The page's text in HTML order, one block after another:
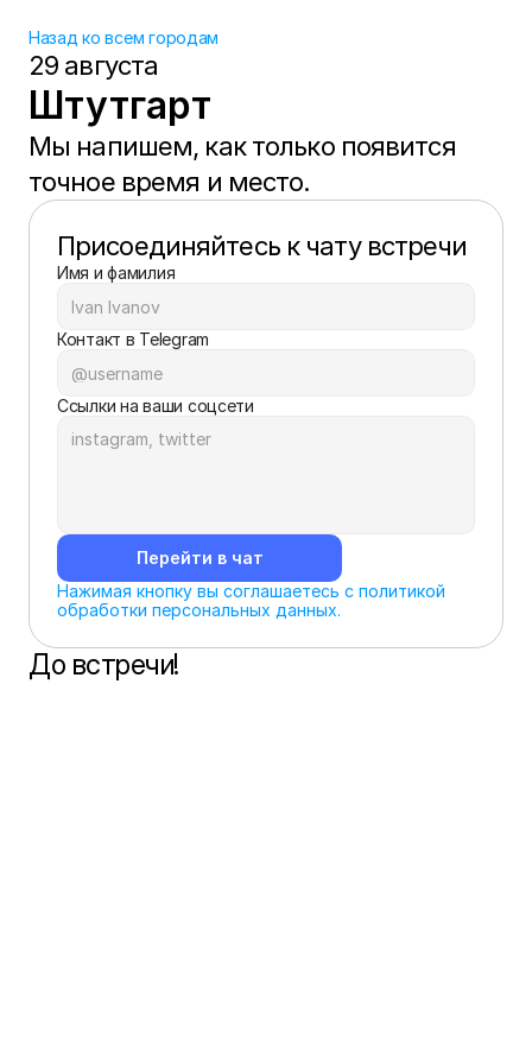
29 августа
Штутгарт
Мы напишем, как только появится
точное время и место.
Присоединяйтесь к чату встречи
Имя и фамилия
Контакт в Telegram
Ссылки на ваши соцсети
Перейти в чат
Нажимая кнопку вы соглашаетесь с политикой
обработки персональных данных.
Назад ко всем городам
До встречи!